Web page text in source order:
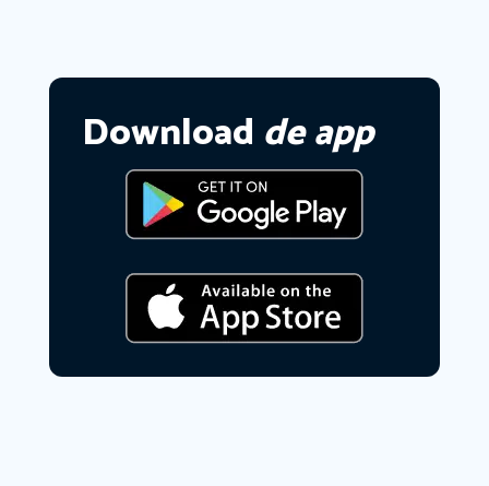
Download de app